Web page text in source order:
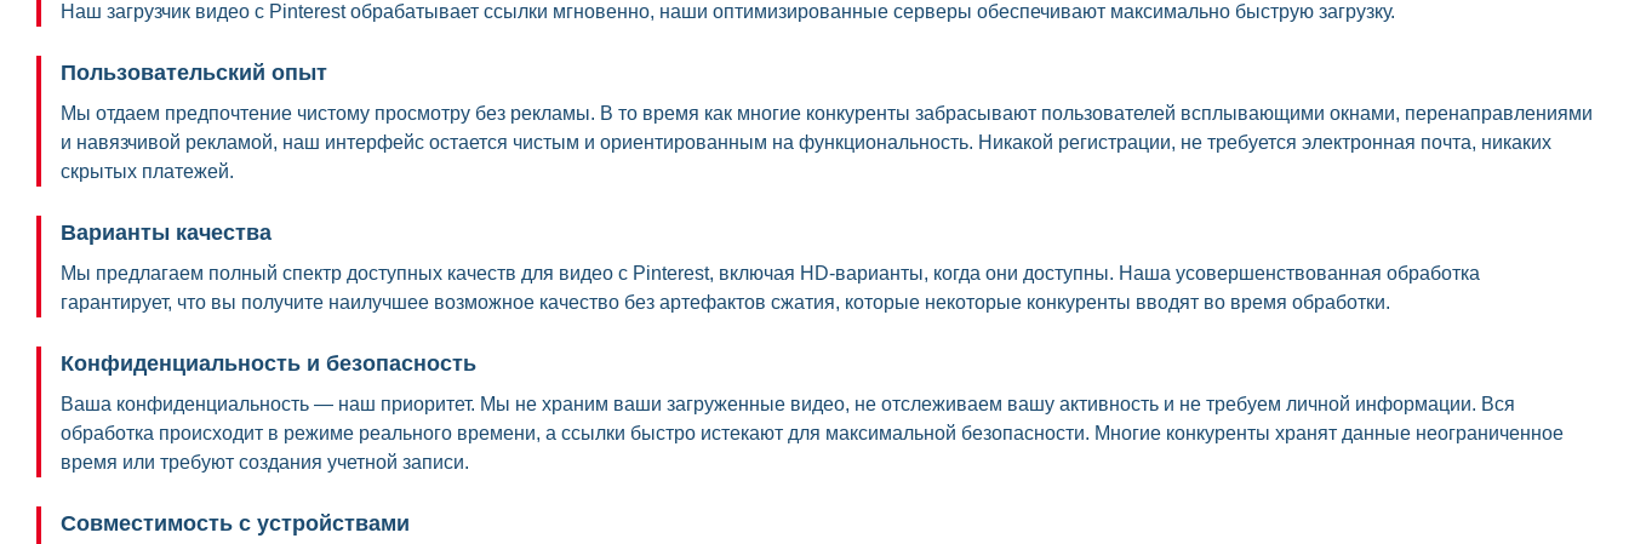
Наш загрузчик видео с Pinterest обрабатывает ссылки мгновенно, наши оптимизированные серверы обеспечивают максимально быструю загрузку.
Пользовательский опыт
Мы отдаем предпочтение чистому просмотру без рекламы. В то время как многие конкуренты забрасывают пользователей всплывающими окнами, перенаправлениями
и навязчивой рекламой, наш интерфейс остается чистым и ориентированным на функциональность. Никакой регистрации, не требуется электронная почта, никаких
скрытых платежей.
Варианты качества
Мы предлагаем полный спектр доступных качеств для видео с Pinterest, включая HD-варианты, когда они доступны. Наша усовершенствованная обработка
гарантирует, что вы получите наилучшее возможное качество без артефактов сжатия, которые некоторые конкуренты вводят во время обработки.
Конфиденциальность и безопасность
Ваша конфиденциальность — наш приоритет. Мы не храним ваши загруженные видео, не отслеживаем вашу активность и не требуем личной информации. Вся
обработка происходит в режиме реального времени, а ссылки быстро истекают для максимальной безопасности. Многие конкуренты хранят данные неограниченное
время или требуют создания учетной записи.
Совместимость с устройствами